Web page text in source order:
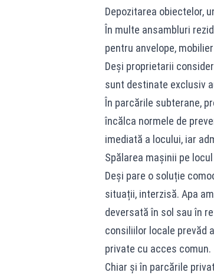
Depozitarea obiectelor,
În multe ansambluri
pentru anvelope,
Deși proprietarii
sunt destinate exclusiv
În parcările subterane,
încălca normele de
imediată a locului, iar
Spălarea mașinii pe
Deși pare o soluție
situații, interzisă. Apa
deversată în sol sau în
consiliilor locale prevăd
private cu acces comun.
Chiar și în parcările